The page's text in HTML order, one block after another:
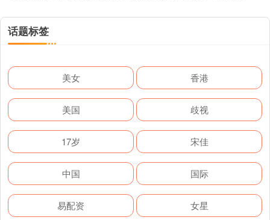
话题标签
美女 香港
美国 歧视
17岁 宋佳
中国 国际
易配资 女星